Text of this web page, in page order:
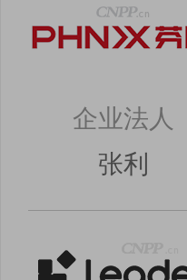
企业法人
张利